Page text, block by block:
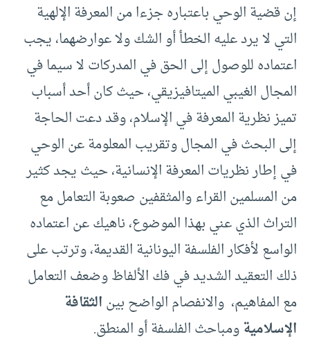
إن قضية الوحي باعتباره جزءا من المعرفة الإلهية
التي لا يرد عليه الخطأ أو الشك ولا عوارضهما، يجب
اعتماده للوصول إلى الحق في المدركات لا سيما في
المجال الغيبي الميتافيزيقي، حيث كان أحد أسباب
تميز نظرية المعرفة في الإسلام، وقد دعت الحاجة
إلى البحث في المجال وتقريب المعلومة عن الوحي
في إطار نظريات المعرفة الإنسانية، حيث يجد كثير
من المسلمين القراء والمثقفين صعوبة التعامل مع
التراث الذي عني بهذا الموضوع، ناهيك عن اعتماده
الواسع لأفكار الفلسفة اليونانية القديمة، وترتب على
ذلك التعقيد الشديد في فك الألفاظ وضعف التعامل
مع المفاهيم، والانفصام الواضح بينالثقافة
الإسلاميةومباحث الفلسفة أو المنطق.